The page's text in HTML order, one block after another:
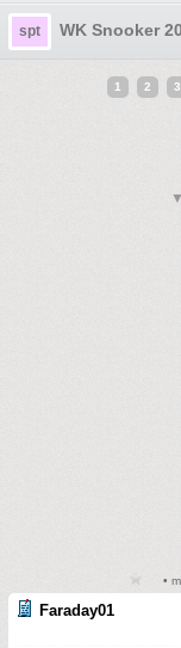
spt WK Snooker
1 2 3
•
Faraday01